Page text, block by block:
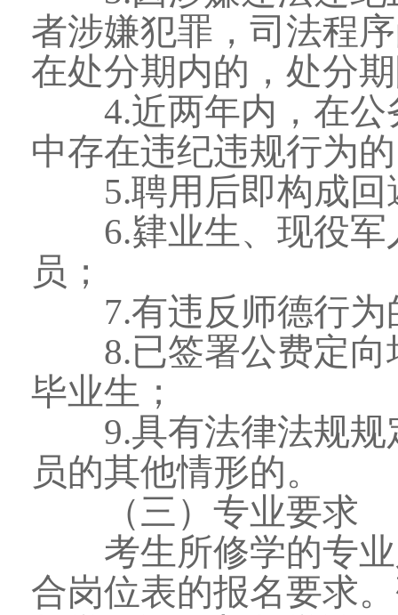
者涉嫌犯罪，司法程
在处分期内的，处分
4.近两年内，在公
中存在违纪违规行为
5.聘用后即构成回
6.肄业生、现役军
员；
7.有违反师德行为
8.已签署公费定向
毕业生；
9.具有法律法规规
员的其他情形的。
（三）专业要求
考生所修学的专业
合岗位表的报名要求